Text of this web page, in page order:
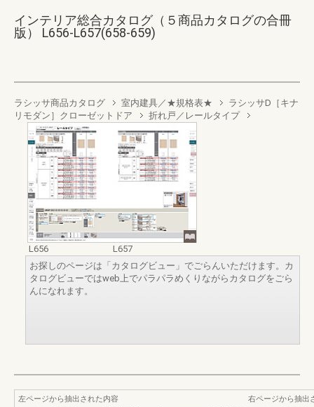
インテリア総合カタログ（５商品カタログの合冊
版） L656-L657(658-659)
ラシッサ商品カタログ 室内建具／★規格表★
ラシッサD［キナ
リモダン］クローゼットドア
折れ戸／レールタイプ
L656
L657
お探しのページは「カタログビュー」でごらんいただけます。カ
タログビューではweb上でパラパラめくりながらカタログをごら
んになれます。
左ページから抽出された内容
右ページから抽出